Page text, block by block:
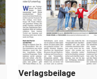
Verlagsbeilage